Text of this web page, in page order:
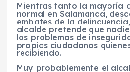
Mientras tanto la mayoría
normal en Salamanca,
embates de la
alcalde pretende que
los problemas de
propios ciudadanos
recibiendo.
Muy probablemente el